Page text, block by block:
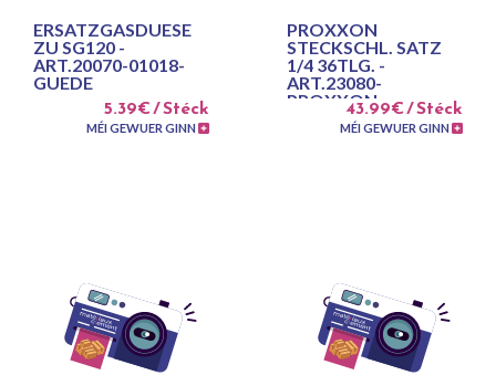
ERSATZGASDUESE
ZU SG120 -
ART.20070-01018-
GUEDE
5.39€ / Stéck
MÉI GEWUER GINN
PROXXON
STECKSCHL. SATZ
1/4 36TLG. -
ART.23080-
PROXXON43.99€ / Stéck
MÉI GEWUER GINN